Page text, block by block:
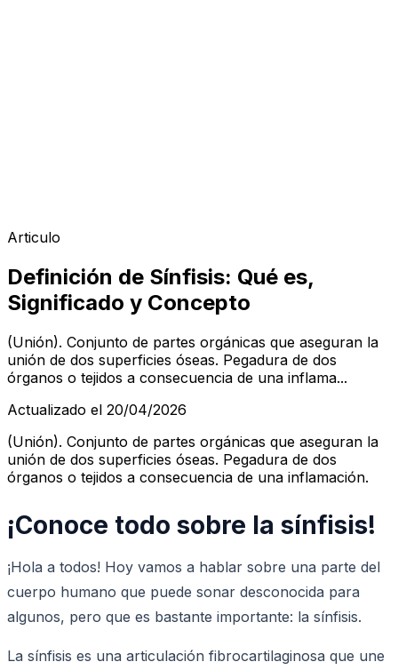
Articulo
Definición de Sínfisis: Qué es,
Significado y Concepto
(Unión). Conjunto de partes orgánicas que aseguran la
unión de dos superficies óseas. Pegadura de dos
órganos o tejidos a consecuencia de una inflama...
Actualizado el 20/04/2026
(Unión). Conjunto de partes orgánicas que aseguran la
unión de dos superficies óseas. Pegadura de dos
órganos o tejidos a consecuencia de una inflamación.
¡Conoce todo sobre la sínfisis!
¡Hola a todos! Hoy vamos a hablar sobre una parte del
cuerpo humano que puede sonar desconocida para
algunos, pero que es bastante importante: la sínfisis.
La sínfisis es una articulación fibrocartilaginosa que une